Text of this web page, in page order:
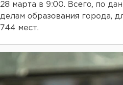
28 марта в 9:00. Всего, по
делам образования города,
744 мест.